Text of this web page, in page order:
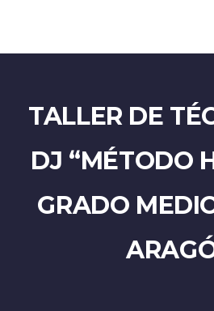
TALLER DE
DJ “MÉTODO
GRADO